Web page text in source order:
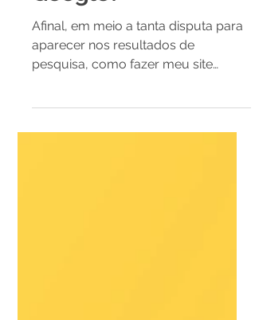
Google?
Afinal, em meio a tanta disputa para
aparecer nos resultados de
aparecer no Google? Conseguir